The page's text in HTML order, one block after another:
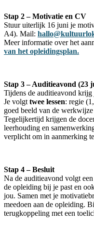
Stap 2 – Motivatie en CV
Stuur uiterlijk 16 juni je
A4). Mail:
Meer informatie over het
van het opleidingsplan.
Stap 3 – Auditieavond (23
Tijdens de auditieavond krijg
Je volgt twee lessen: regie
goed beeld van de
Tegelijkertijd krijgen de
leerhouding en
verplicht om in aanmerking
Stap 4 – Besluit
Na de auditieavond volgt
de opleiding bij je past en
jou. Samen met je
meedoen aan de opleiding.
terugkoppeling met een